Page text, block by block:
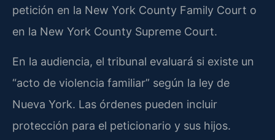
petición en la New York County Family Court o
en la New York County Supreme Court.
En la audiencia, el tribunal evaluará si existe un
“acto de violencia familiar” según la ley de
Nueva York. Las órdenes pueden incluir
protección para el peticionario y sus hijos.